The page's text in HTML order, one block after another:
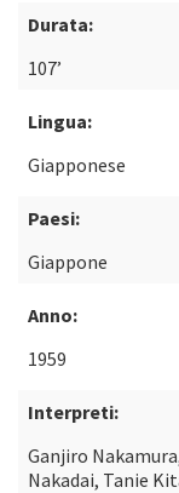
Durata:
107’
Lingua:
Giapponese
Paesi:
Giappone
Anno:
1959
Interpreti:
Ganjiro
Nakadai, Tanie